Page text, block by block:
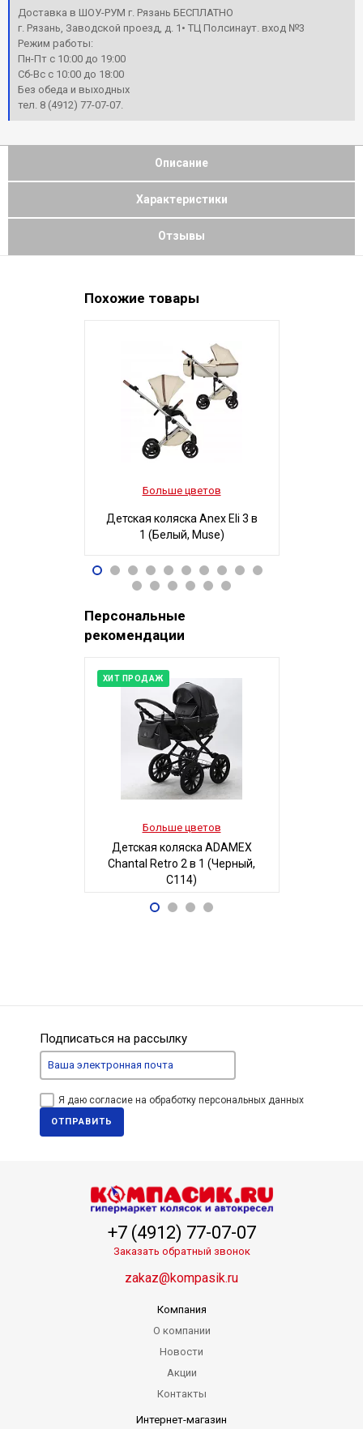
Доставка в ШОУ-РУМ г. Рязань БЕСПЛАТНО
г. Рязань, Заводской проезд, д. 1• ТЦ Полсинаут. вход №3
Режим работы:
Пн-Пт с 10:00 до 19:00
Сб-Вс с 10:00 до 18:00
Без обеда и выходных
тел. 8 (4912) 77-07-07.
Описание
Характеристики
Отзывы
Похожие товары
Больше цветов
Детская коляска Anex Eli 3 в
1 (Белый, Muse)
96 490Р
Персональные
рекомендации
ХИТ ПРОДАЖ
Больше цветов
Детская коляска ADAMEX
Chantal Retro 2 в 1 (Черный,
C114)
68 700 Р
Подписаться на рассылку
Я даю согласие на обработку персональных данных
ОТПРАВИТЬ
+7 (4912) 77-07-07
Заказать обратный звонок
zakaz@kompasik.ru
Компания
О компании
Новости
Акции
Контакты
Интернет-магазин